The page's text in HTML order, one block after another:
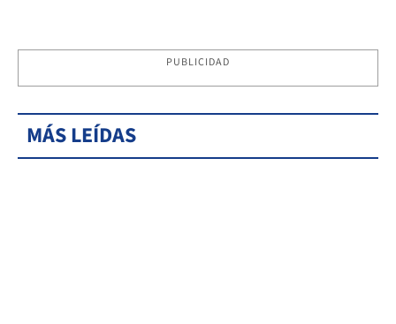
PUBLICIDAD
MÁS LEÍDAS